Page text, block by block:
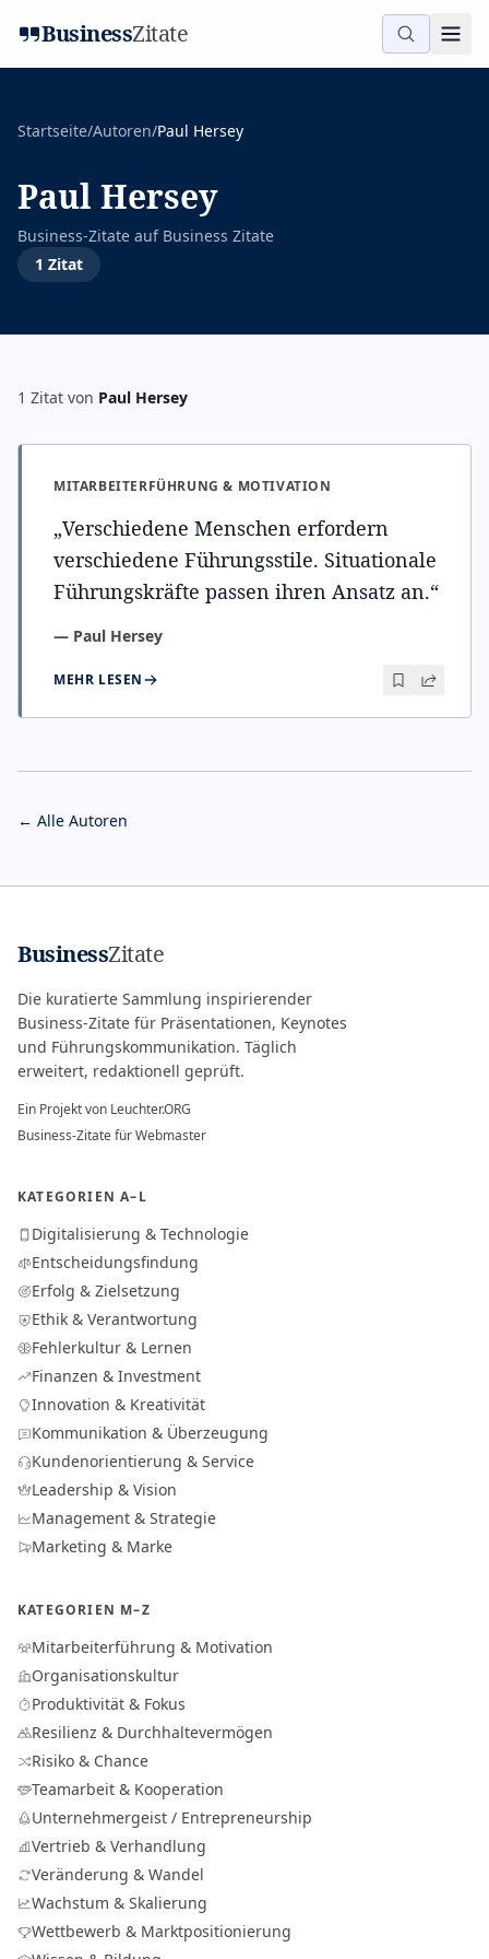
BusinessZitate
Startseite/Autoren/Paul Hersey
Paul Hersey
Business-Zitate auf Business Zitate
1 Zitat
1 Zitat von Paul Hersey
MITARBEITERFÜHRUNG & MOTIVATION
„Verschiedene Menschen erfordern
verschiedene Führungsstile. Situationale
Führungskräfte passen ihren Ansatz an.“
— Paul Hersey
MEHR LESEN
← Alle Autoren
BusinessZitate
Die kuratierte Sammlung inspirierender
Business-Zitate für Präsentationen, Keynotes
und Führungskommunikation. Täglich
erweitert, redaktionell geprüft.
Ein Projekt von Leuchter.ORG
Business-Zitate für Webmaster
KATEGORIEN A–L
Digitalisierung & Technologie
Entscheidungsfindung
Erfolg & Zielsetzung
Ethik & Verantwortung
Fehlerkultur & Lernen
Finanzen & Investment
Innovation & Kreativität
Kommunikation & Überzeugung
Kundenorientierung & Service
Leadership & Vision
Management & Strategie
Marketing & Marke
KATEGORIEN M–Z
Mitarbeiterführung & Motivation
Organisationskultur
Produktivität & Fokus
Resilienz & Durchhaltevermögen
Risiko & Chance
Teamarbeit & Kooperation
Unternehmergeist / Entrepreneurship
Vertrieb & Verhandlung
Veränderung & Wandel
Wachstum & Skalierung
Wettbewerb & Marktpositionierung